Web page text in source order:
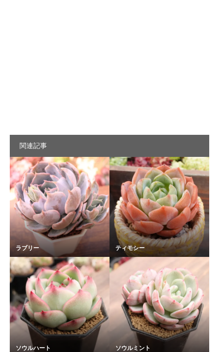
関連記事
ラブリー ティモシー
ソウルハート ソウルミント